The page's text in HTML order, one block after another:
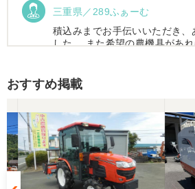
三重県／289ふぁーむ
積込みまでお手伝いいただき、
した。 また希望の農機具があ
この度はお世話になりました。
よろしくお願いします。
三重県／ユウスケ
おすすめ掲載